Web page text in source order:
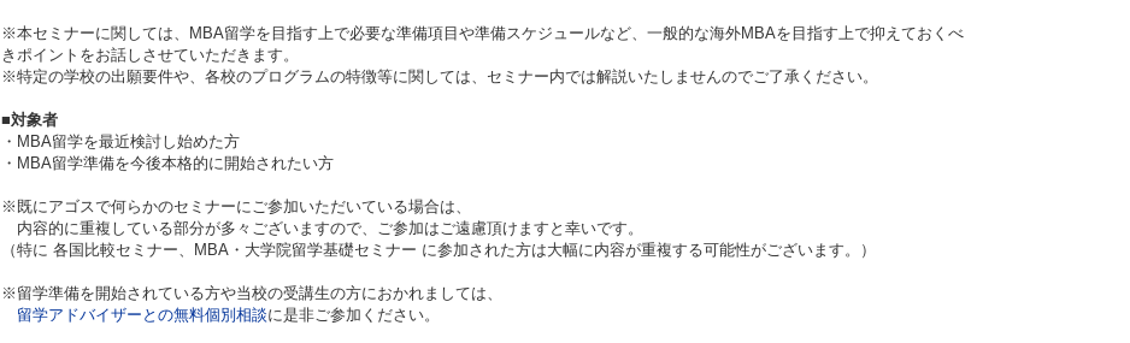
※本セミナーに関しては、MBA留学を目指す上で必要な準備項目や準備スケジュールなど、一般的な海外MBAを目指す上で抑えておくべ
きポイントをお話しさせていただきます。
※特定の学校の出願要件や、各校のプログラムの特徴等に関しては、セミナー内では解説いたしませんのでご了承ください。
■対象者
・MBA留学を最近検討し始めた方
・MBA留学準備を今後本格的に開始されたい方
※既にアゴスで何らかのセミナーにご参加いただいている場合は、
内容的に重複している部分が多々ございますので、ご参加はご遠慮頂けますと幸いです。
（特に 各国比較セミナー、MBA・大学院留学基礎セミナー に参加された方は大幅に内容が重複する可能性がございます。）
※留学準備を開始されている方や当校の受講生の方におかれましては、
留学アドバイザーとの無料個別相談に是非ご参加ください。